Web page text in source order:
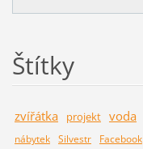
Štítky
zvířátka projekt voda
nábytek Silvestr Facebook